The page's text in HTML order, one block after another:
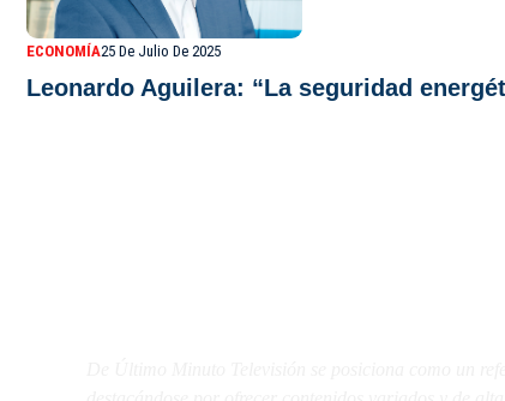
ECONOMÍA25 De Julio De 2025
Leonardo Aguilera: “La seguridad